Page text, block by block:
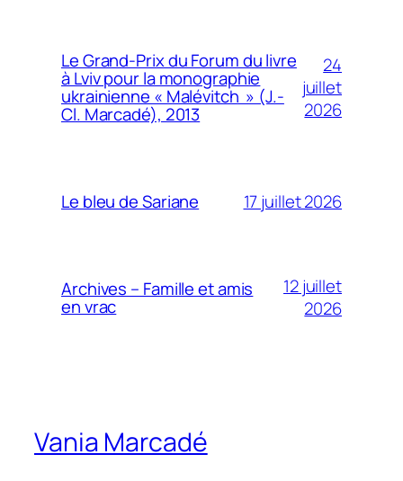
Le Grand-Prix du Forum du livre
à Lviv pour la monographie
ukrainienne « Malévitch » (J.-
Cl. Marcadé), 2013
24
juillet
2026
Le bleu de Sariane 17 juillet 2026
Archives – Famille et amis
en vrac
12 juillet
2026
Vania Marcadé